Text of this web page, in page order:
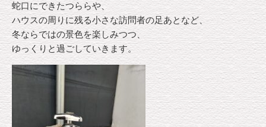
蛇口にできたつららや、
ハウスの周りに残る小さな訪問者の足あとなど、
冬ならではの景色を楽しみつつ、
ゆっくりと過ごしていきます。